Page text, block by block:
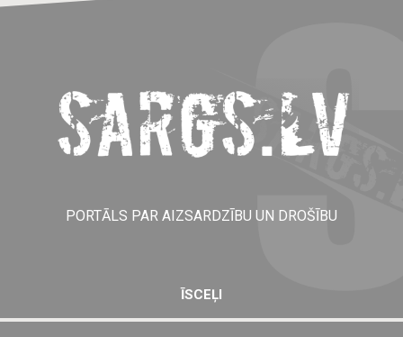
PORTĀLS PAR AIZSARDZĪBU UN DROŠĪBU
ĪSCEĻI